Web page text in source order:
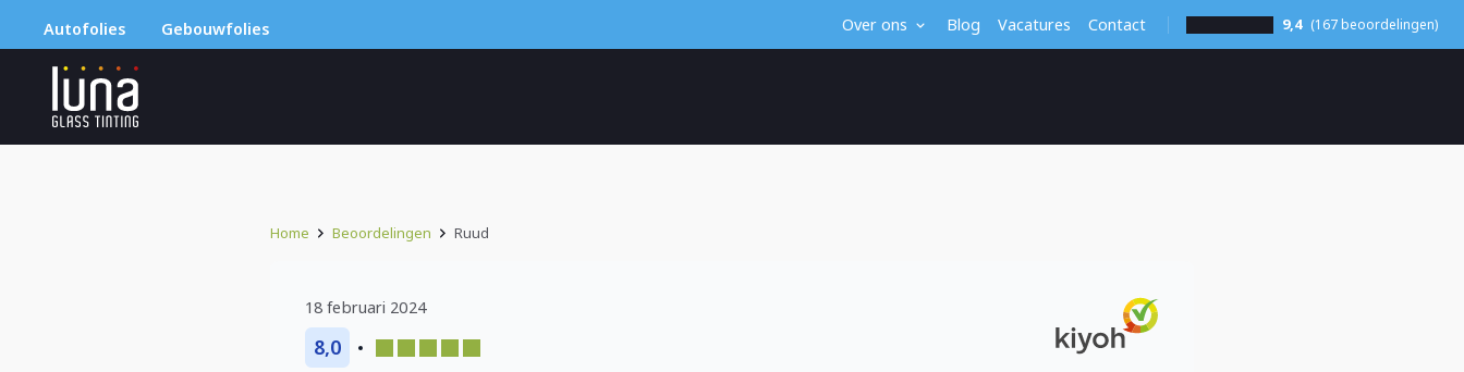
Autofolies Gebouwfolies Over ons Blog Vacatures Contact 9,4 (167 beoordelingen)
Home Beoordelingen Ruud
18 februari 2024
8,0